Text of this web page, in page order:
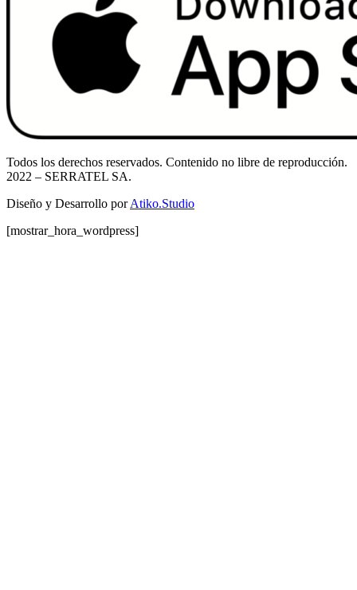
Todos los derechos reservados. Contenido no libre de reproducción.
2022 – SERRATEL SA.
Diseño y Desarrollo porAtiko.Studio
[mostrar_hora_wordpress]